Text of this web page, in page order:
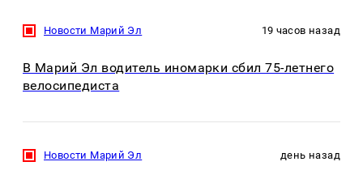
Новости Марий Эл 19 часов назад
В Марий Эл водитель иномарки сбил 75-летнего
велосипедиста
Новости Марий Эл день назад